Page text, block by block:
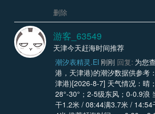
删除
游客_63549
天津今天赶海时间推荐
潮汐表精灵.EI 刚刚 回复: 为您
港，天津港)的潮汐数据供参考
津港)[2026-8-7] 天气情况：晴
28°-30°；2-5级东风；0-0.9浪
干1.2米 / 08:44满3.7米 /